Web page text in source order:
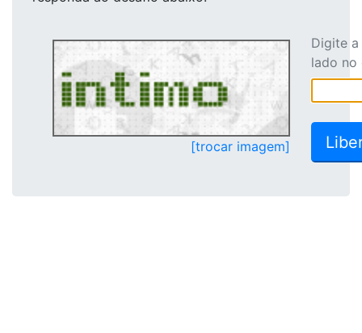
[trocar imagem]
Digite
lado no